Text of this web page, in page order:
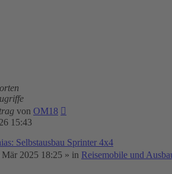
von OM18
15:43
Selbstausbau Sprinter 4x4
Mär 2025 18:25 » in Reisemobile und